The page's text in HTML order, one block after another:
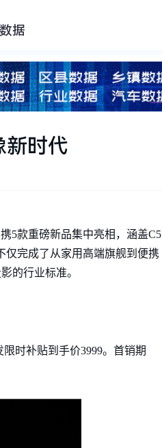
数据
新时代
5款重磅新品集中亮相，涵盖C5
仅完成了从家用高端旗舰到便携
的行业标准。
时补贴到手价3999。首销期